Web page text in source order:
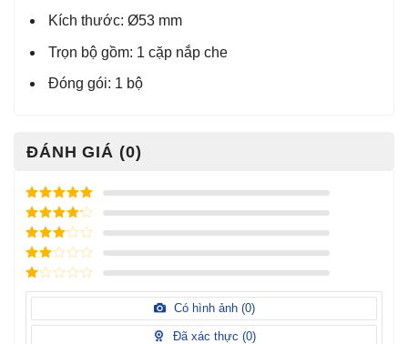
Kích thước: Ø53 mm
Trọn bộ gồm: 1 cặp nắp che
Đóng gói: 1 bộ
ĐÁNH GIÁ (0)
Được xếp
hạng
5
5
sao
Được xếp
hạng
4
5
sao
Được
xếp
hạng3
5 sao
Được
hạng
sao
Được
hạng
1
Có hình ảnh (0)
Đã xác thực (0)